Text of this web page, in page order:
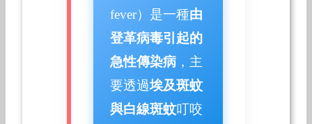
fever）是一種由
登革病毒引起的
急性傳染病 ，主
要透過埃及斑蚊
與白線斑蚊叮咬